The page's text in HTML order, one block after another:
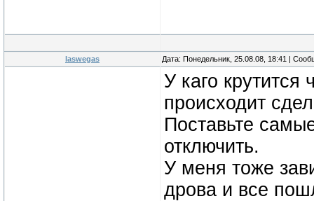
laswegas Дата: Понедельник, 25.08.08, 18:41 |
У каго крутится
происходит
Поставьте
отключить.
У меня тоже
дрова и все